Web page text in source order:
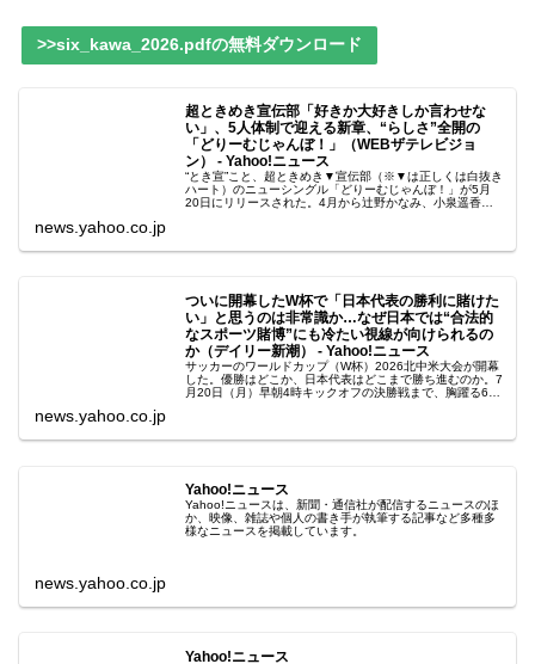
>>six_kawa_2026.pdfの無料ダウンロード
超ときめき宣伝部「好きか大好きしか言わせな
い」、5人体制で迎える新章、“らしさ”全開の
「どりーむじゃんぼ！」（WEBザテレビジョ
ン） - Yahoo!ニュース
“とき宣”こと、超ときめき▼宣伝部（※▼は正しくは白抜き
ハート）のニューシングル「どりーむじゃんぼ！」が5月
20日にリリースされた。4月から辻野かなみ、小泉遥香、
news.yahoo.co.jp
ついに開幕したW杯で「日本代表の勝利に賭けた
い」と思うのは非常識か…なぜ日本では“合法的
なスポーツ賭博”にも冷たい視線が向けられるの
か（デイリー新潮） - Yahoo!ニュース
サッカーのワールドカップ（W杯）2026北中米大会が開幕
した。優勝はどこか、日本代表はどこまで勝ち進むのか。7
月20日（月）早朝4時キックオフの決勝戦まで、胸躍る6週
news.yahoo.co.jp
Yahoo!ニュース
Yahoo!ニュースは、新聞・通信社が配信するニュースのほ
か、映像、雑誌や個人の書き手が執筆する記事など多種多
様なニュースを掲載しています。
news.yahoo.co.jp
Yahoo!ニュース